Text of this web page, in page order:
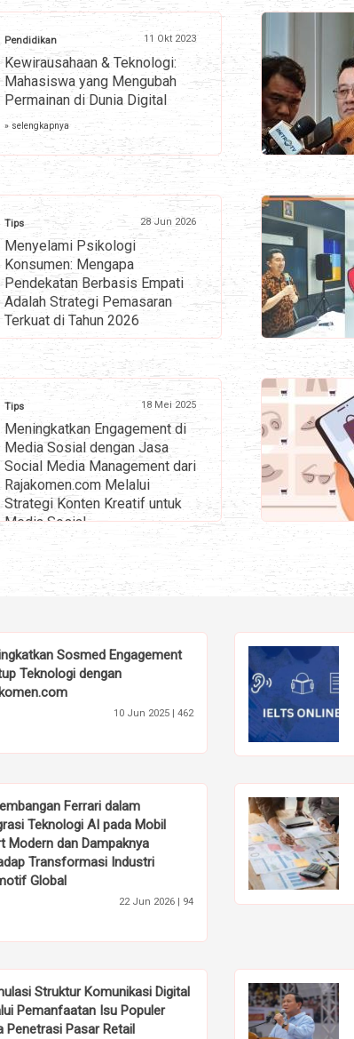
Pendidikan 11 Okt 2023
Kewirausahaan & Teknologi:
Mahasiswa yang Mengubah
Permainan di Dunia Digital
» selengkapnya
Tips 28 Jun 2026
Menyelami Psikologi
Konsumen: Mengapa
Pendekatan Berbasis Empati
Adalah Strategi Pemasaran
Terkuat di Tahun 2026
Tips 18 Mei 2025
Meningkatkan Engagement di
Media Sosial dengan Jasa
Social Media Management dari
Rajakomen.com Melalui
Strategi Konten Kreatif untuk
Media Sosial
Sosmed Engagement
Teknologi dengan
10 Jun 2025 | 462
Ferrari dalam
Teknologi AI pada Mobil
Modern dan Dampaknya
Transformasi Industri
Global
22 Jun 2026 | 94
Struktur Komunikasi Digital
Pemanfaatan Isu Populer
Penetrasi Pasar Retail